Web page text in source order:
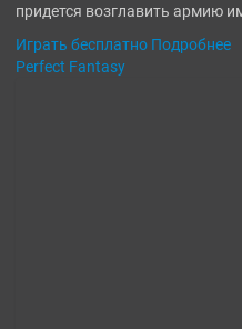
придется возглавить армию
Играть бесплатно Подробнее
Perfect Fantasy